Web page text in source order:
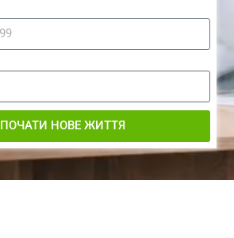
ПОЧАТИ НОВЕ ЖИТТЯ